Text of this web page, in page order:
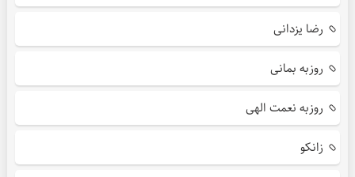
رضا یزدانی
روزبه بمانی
روزبه نعمت الهی
زانکو